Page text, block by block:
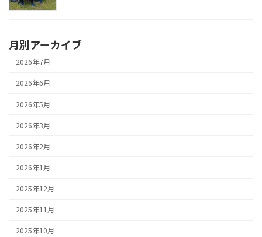
月別アーカイブ
2026年7月
2026年6月
2026年5月
2026年3月
2026年2月
2026年1月
2025年12月
2025年11月
2025年10月